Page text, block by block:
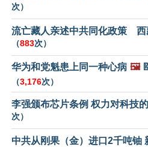
次）
流亡藏人亲述中共同化政策 西
（883次）
华为和党魁患上同一种心病 🖼️
（3,176次）
李强颁布芯片条例 权力对科技
次）
中共从刚果（金）进口2千吨铀